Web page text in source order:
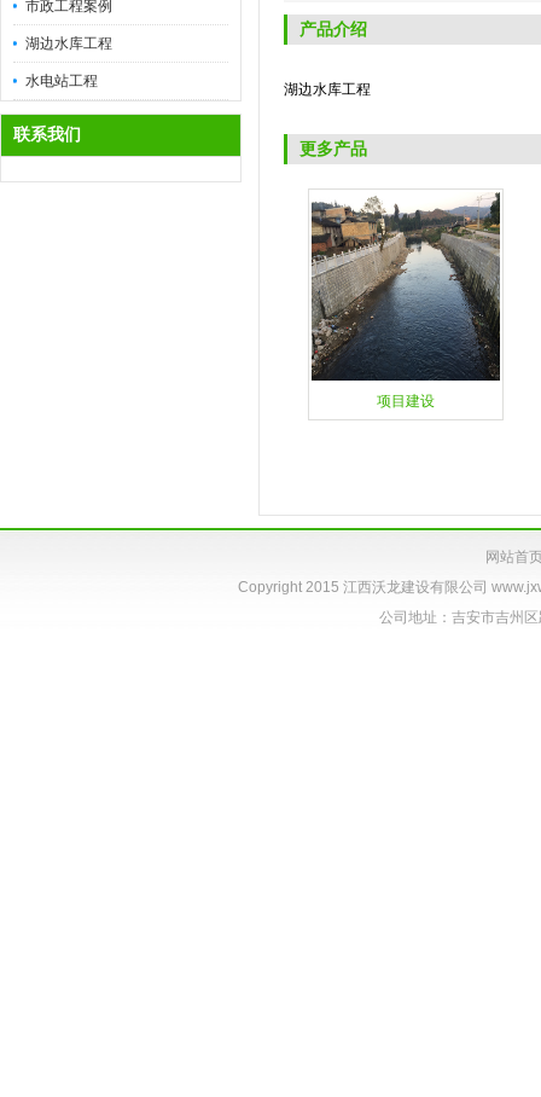
市政工程案例
湖边水库工程
水电站工程
联系我们
产品介绍
湖边水库工程
更多产品
项目建设
网站首
Copyright 2015 江西沃龙建设有限公司
公司地址：吉安市吉州